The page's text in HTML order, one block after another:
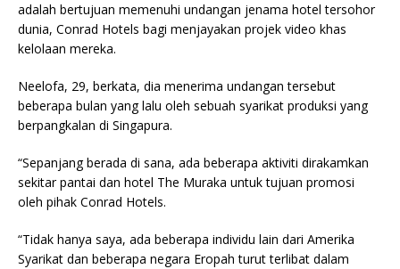
adalah bertujuan memenuhi undangan jenama hotel tersohor
dunia, Conrad Hotels bagi menjayakan projek video khas
kelolaan mereka.
Neelofa, 29, berkata, dia menerima undangan tersebut
beberapa bulan yang lalu oleh sebuah syarikat produksi yang
berpangkalan di Singapura.
“Sepanjang berada di sana, ada beberapa aktiviti dirakamkan
sekitar pantai dan hotel The Muraka untuk tujuan promosi
oleh pihak Conrad Hotels.
“Tidak hanya saya, ada beberapa individu lain dari Amerika
Syarikat dan beberapa negara Eropah turut terlibat dalam